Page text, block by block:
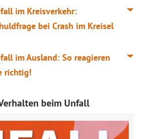
im Kreisverkehr:
bei Crash im Kreisel
im Ausland: So reagieren
richtig!
beim Unfall